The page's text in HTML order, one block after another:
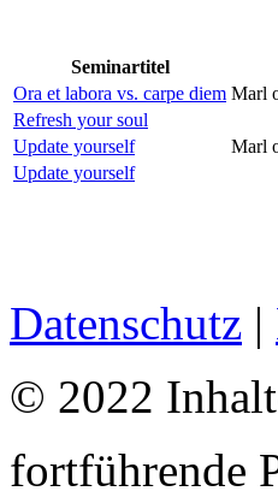
Seminartitel
Ora et labora vs. carpe diem Marl
Refresh your soul
Update yourself
Marl
Update yourself
Datenschutz |
© 2022
fortführende